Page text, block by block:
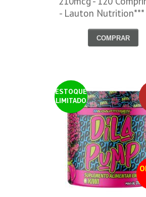
- Lauton
COMPRAR
ESTOQUE
LIMITADO